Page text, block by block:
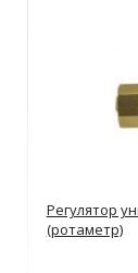
Регулятор
(ротаметр)